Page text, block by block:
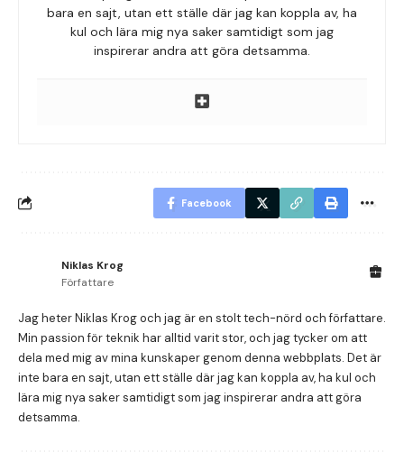
bara en sajt, utan ett ställe där jag kan koppla av, ha
kul och lära mig nya saker samtidigt som jag
inspirerar andra att göra detsamma.
Facebook
Niklas Krog
Författare
Jag heter Niklas Krog och jag är en stolt tech-nörd och författare.
Min passion för teknik har alltid varit stor, och jag tycker om att
dela med mig av mina kunskaper genom denna webbplats. Det är
inte bara en sajt, utan ett ställe där jag kan koppla av, ha kul och
lära mig nya saker samtidigt som jag inspirerar andra att göra
detsamma.